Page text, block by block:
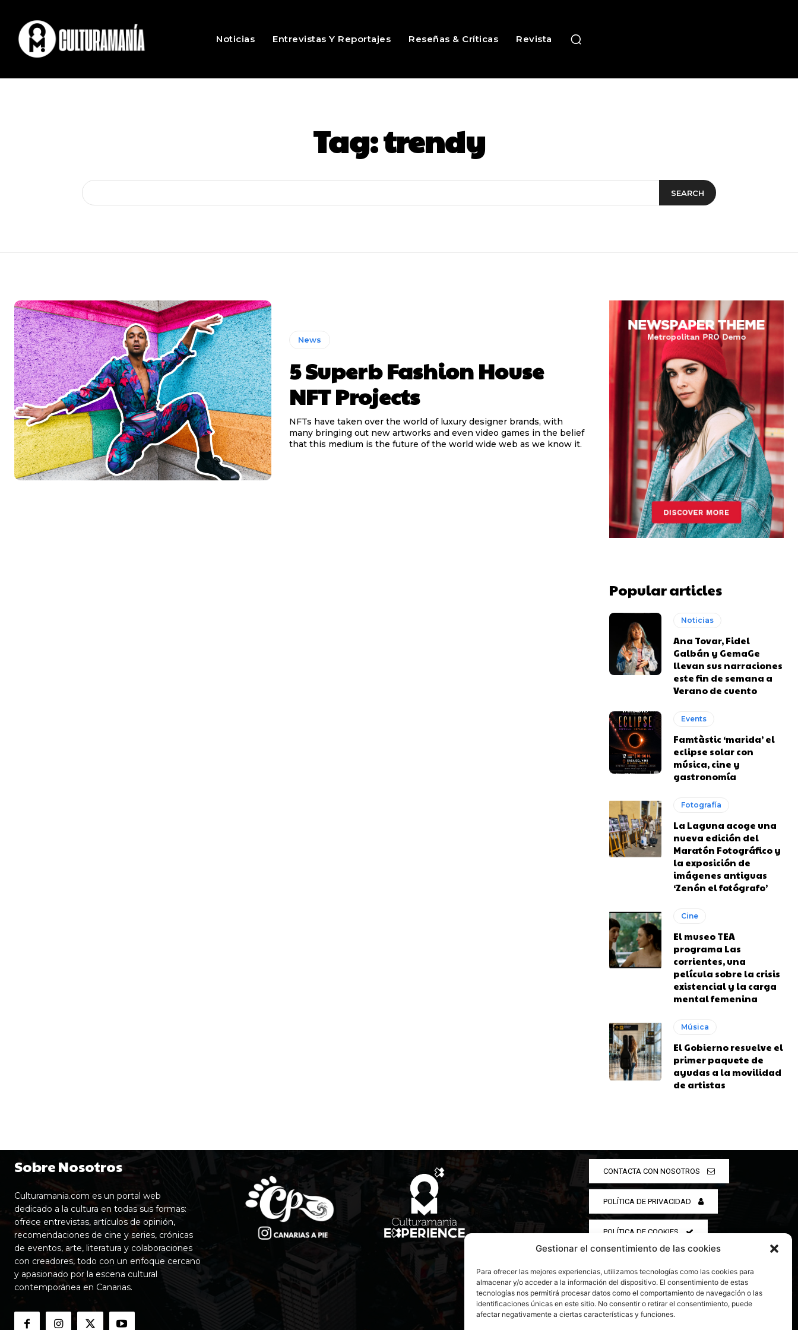
Gestionar el consentimiento de las cookies
Para ofrecer las mejores experiencias, utilizamos tecnologías como las cookies para
almacenar y/o acceder a la información del dispositivo. El consentimiento de estas
tecnologías nos permitirá procesar datos como el comportamiento de navegación o las
identificaciones únicas en este sitio. No consentir o retirar el consentimiento, puede
afectar negativamente a ciertas características y funciones.
Noticias Entrevistas Y Reportajes Reseñas & Críticas Revista
Tag:trendy
SEARCH
News
5 Superb Fashion House
NFT Projects
NFTs have taken over the world of luxury designer brands, with
many bringing out new artworks and even video games in the belief
that this medium is the future of the world wide web as we know it.
Popular articles
Noticias
Ana Tovar, Fidel
Galbán y GemaGe
llevan sus narraciones
este fin de semana a
Verano de cuento
Events
Famtàstic ‘marida’ el
eclipse solar con
música, cine y
gastronomía
Fotografía
La Laguna acoge una
nueva edición del
Maratón Fotográfico y
la exposición de
imágenes antiguas
‘Zenón el fotógrafo’
Cine
El museo TEA
programa Las
corrientes, una
película sobre la crisis
existencial y la carga
mental femenina
Música
El Gobierno resuelve el
primer paquete de
ayudas a la movilidad
de artistas
Sobre Nosotros
Culturamania.com es un portal web
dedicado a la cultura en todas sus formas:
ofrece entrevistas, artículos de opinión,
recomendaciones de cine y series, crónicas
de eventos, arte, literatura y colaboraciones
con creadores, todo con un enfoque cercano
y apasionado por la escena cultural
contemporánea en Canarias.
CONTACTA CON NOSOTROS
POLÍTICA DE PRIVACIDAD
POLÍTICA DE COOKIES